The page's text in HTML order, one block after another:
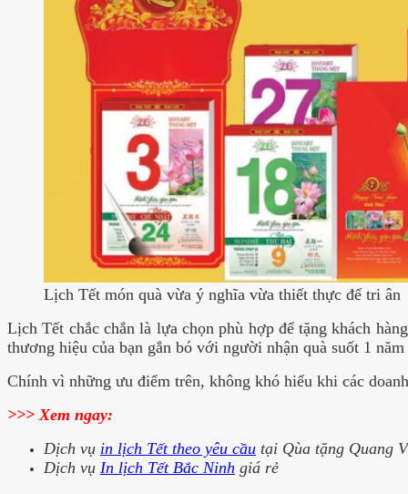
Lịch Tết món quà vừa ý nghĩa vừa thiết thực để tri ân
Lịch Tết chắc chắn là lựa chọn phù hợp để tặng khách
thương hiệu của bạn gắn bó với người nhận quà suốt 1
Chính vì những ưu điểm trên, không khó hiểu khi các
>>> Xem ngay:
Dịch vụ in lịch Tết theo yêu cầu tại Qùa tặng Quang
Dịch vụ In lịch Tết Bắc Ninh giá rẻ